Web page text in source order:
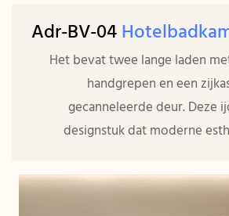
Adr-BV-04
Het bevat twee lange laden
handgrepen en een
gecanneleerde deur. Deze
designstuk dat moderne